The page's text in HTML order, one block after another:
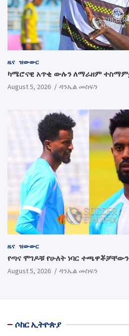
ዜና ዝውውር
ካሜሮናዊ አጥቂ ውሉን ለማራዘም
August 5, 2026 ዳንኤል መስፍን
ዜና ዝውውር
የጣና ሞገዶቹ የሁለት ነባር
August 5, 2026 ዳንኤል መስፍን
ሶከር ኢትዮጵያ